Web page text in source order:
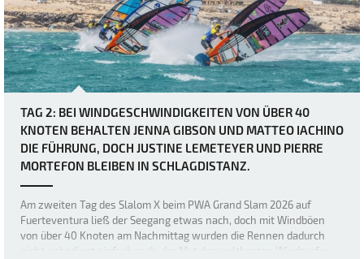
TAG 2: BEI WINDGESCHWINDIGKEITEN VON ÜBER 40
KNOTEN BEHALTEN JENNA GIBSON UND MATTEO IACHINO
DIE FÜHRUNG, DOCH JUSTINE LEMETEYER UND PIERRE
MORTEFON BLEIBEN IN SCHLAGDISTANZ.
Am zweiten Tag des Slalom X beim PWA Grand Slam 2026 auf
Fuerteventura ließ der Seegang etwas nach, doch mit Windböen
von über 40 Knoten am Nachmittag wurden die Rennen dadurch
nicht unbedingt einfacher, da der Mut der weltbesten Windsurfer